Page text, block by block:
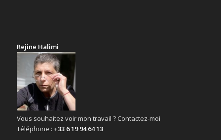
Rejine Halimi
Vous souhaitez voir mon travail ? Contactez-moi
Téléphone : +33 6 19 94 64 13